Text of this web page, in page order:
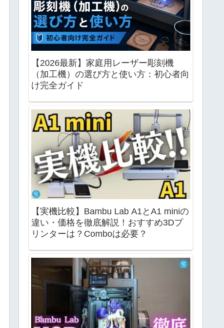
【2026最新】家庭用レーザー彫刻機
（加工機）の選び方と使い方：初心者向
け完全ガイド
【実機比較】Bambu Lab A1とA1 miniの
違い・価格を徹底解説！おすすめ3Dプ
リンターは？Comboは必要？